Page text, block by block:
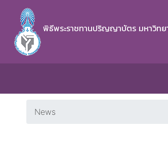
พิธีพระราชทานปริญญาบัตร มหาวิท
News